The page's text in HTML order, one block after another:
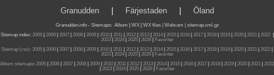
Granudden| Färjestaden| Öland
Granudden.info- Sitemaps: Album WX WX files | Webcam |
sitemap.xml.gz
Sitemap index: 2005| 2006| 2007| 2008| 2009| 2010| 2011| 2012| 2013| 2014| 2015| 2016| 2017| 2018| 2019| 2020| 2021| 2022|
2023| 2024| 2025| 2026|
Favoriter
Sitemap (rss): 2005 2006 2007 2008 2009 2010 2011 2012 2013 2014 2015 2016 2017 2018 2019 2020 2021 2022
2023| 2024| 2025| 2026|
Favoriter
Album sitemaps: 2005 2006 2007 2008 2009 2010 2011 2012 2013 2014 2015 2016 2017 2018 2019 2020 2021
2022
2023| 2024| 2025| 2026|
Favoriter